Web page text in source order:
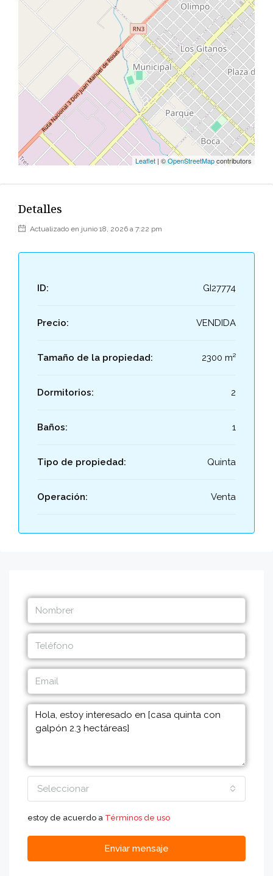
Leaflet | ©OpenStreetMapcontributors
Detalles
Actualizado en junio 18, 2026 a 7:22 pm
ID: GI27774
Precio: VENDIDA
Tamaño de la propiedad: 2300 m²
Dormitorios: 2
Baños: 1
Tipo de propiedad: Quinta
Operación: Venta
Seleccionar
estoy de acuerdo a Términos de uso
Enviar mensaje